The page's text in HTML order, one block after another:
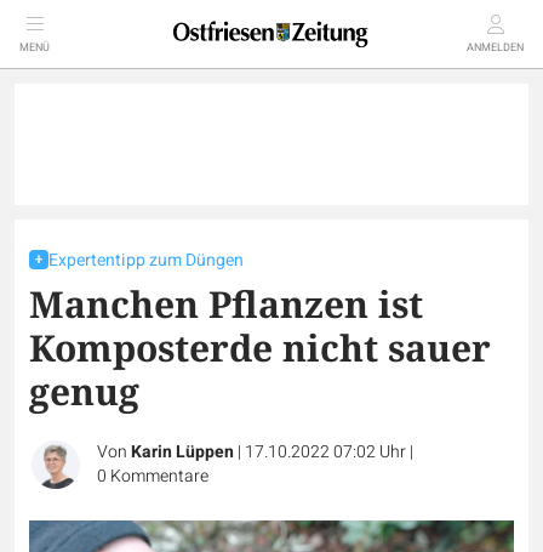
MENÜ ANMELDEN
Expertentipp zum Düngen
Manchen Pflanzen ist
Komposterde nicht sauer
genug
VonKarin Lüppen| 17.10.2022 07:02 Uhr|
0 Kommentare